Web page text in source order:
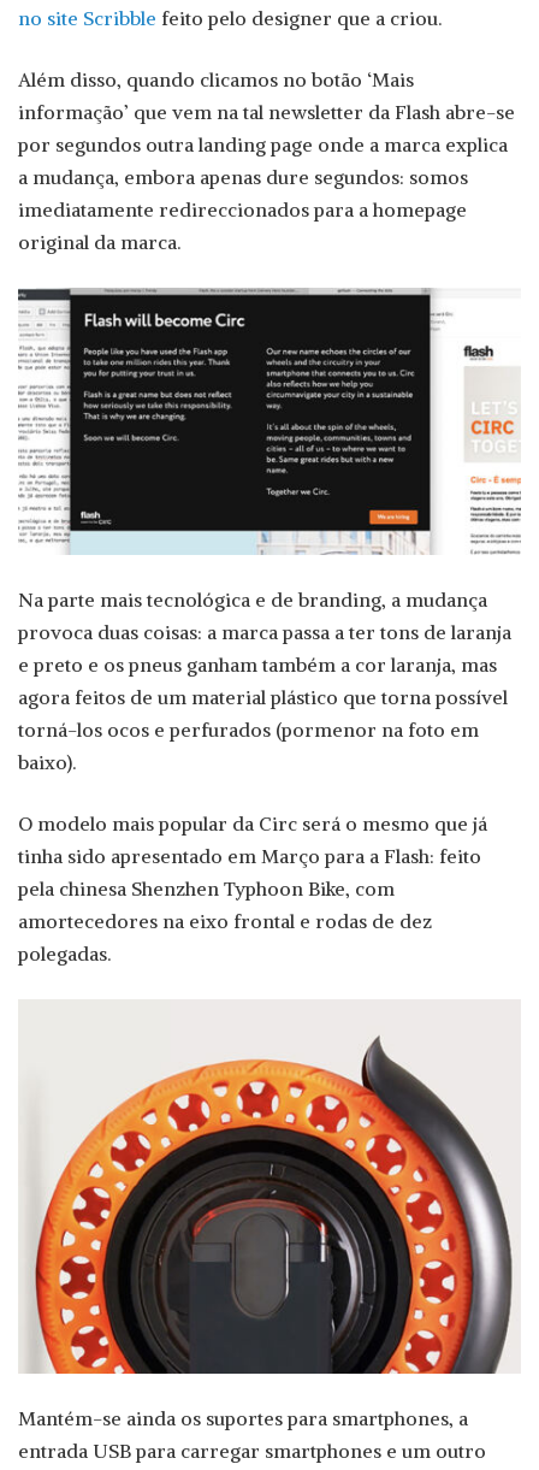
no site Scribble feito pelo designer que a criou.
Além disso, quando clicamos no botão ‘Mais
informação’ que vem na tal newsletter da Flash abre-se
por segundos outra landing page onde a marca explica
a mudança, embora apenas dure segundos: somos
imediatamente redireccionados para a homepage
original da marca.
Na parte mais tecnológica e de branding, a mudança
provoca duas coisas: a marca passa a ter tons de laranja
e preto e os pneus ganham também a cor laranja, mas
agora feitos de um material plástico que torna possível
torná-los ocos e perfurados (pormenor na foto em
baixo).
O modelo mais popular da Circ será o mesmo que já
tinha sido apresentado em Março para a Flash: feito
pela chinesa Shenzhen Typhoon Bike, com
amortecedores na eixo frontal e rodas de dez
polegadas.
Mantém-se ainda os suportes para smartphones, a
entrada USB para carregar smartphones e um outro